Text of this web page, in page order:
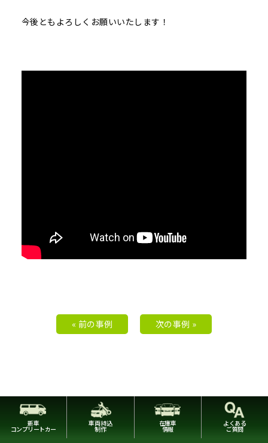
今後ともよろしくお願いいたします！
« 前の事例 次の事例 »
新車
コンプリートカー
車両持込
制作
在庫車
情報
よくある
ご質問